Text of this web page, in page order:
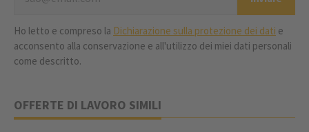
Ho letto e compreso la Dichiarazione sulla protezione dei dati e
acconsento alla conservazione e all'utilizzo dei miei dati personali
come descritto.
OFFERTE DI LAVORO SIMILI